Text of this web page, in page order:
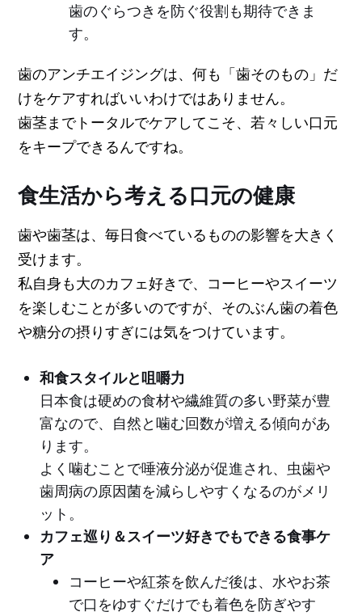
歯のぐらつきを防ぐ役割も期待できま
す。
歯のアンチエイジングは、何も「歯そのもの」だ
けをケアすればいいわけではありません。
歯茎までトータルでケアしてこそ、若々しい口元
をキープできるんですね。
食生活から考える口元の健康
歯や歯茎は、毎日食べているものの影響を大きく
受けます。
私自身も大のカフェ好きで、コーヒーやスイーツ
を楽しむことが多いのですが、そのぶん歯の着色
や糖分の摂りすぎには気をつけています。
和食スタイルと咀嚼力
日本食は硬めの食材や繊維質の多い野菜が豊
富なので、自然と噛む回数が増える傾向があ
ります。
よく噛むことで唾液分泌が促進され、虫歯や
歯周病の原因菌を減らしやすくなるのがメリ
ット。
カフェ巡り＆スイーツ好きでもできる食事ケ
ア
コーヒーや紅茶を飲んだ後は、水やお茶
で口をゆすぐだけでも着色を防ぎやす